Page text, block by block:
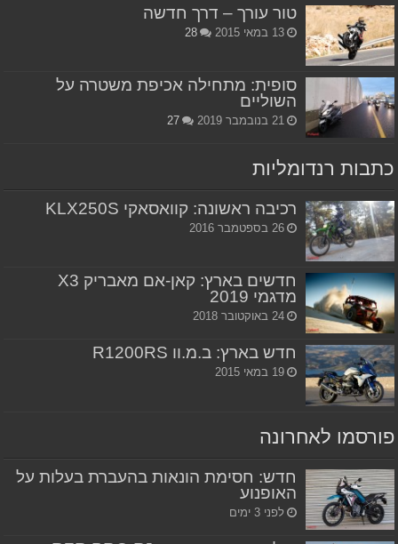
טור עורך – דרך חדשה
13 במאי 2015 28
סופית: מתחילה אכיפת משטרה על
השוליים
21 בנובמבר 2019 27
כתבות רנדומליות
רכיבה ראשונה: קוואסאקי KLX250S
26 בספטמבר 2016
חדשים בארץ: קאן-אם מאבריק X3
מדגמי 2019
24 באוקטובר 2018
חדש בארץ: ב.מ.וו R1200RS
19 במאי 2015
פורסמו לאחרונה
חדש: חסימת הונאות בהעברת בעלות על
האופנוע
לפני 3 ימים